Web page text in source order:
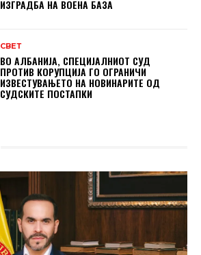
ИЗГРАДБА НА ВОЕНА БАЗА
СВЕТ
ВО АЛБАНИЈА, СПЕЦИЈАЛНИОТ СУД
ПРОТИВ КОРУПЦИЈА ГО ОГРАНИЧИ
ИЗВЕСТУВАЊЕТО НА НОВИНАРИТЕ ОД
СУДСКИТЕ ПОСТАПКИ